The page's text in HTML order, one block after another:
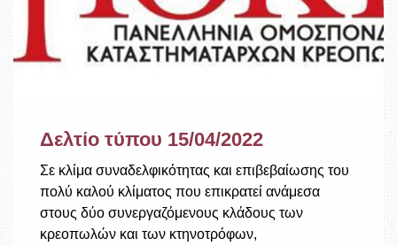
Δελτίο τύπου 15/04/2022
Σε κλίμα συναδελφικότητας και επιβεβαίωσης του
πολύ καλού κλίματος που επικρατεί ανάμεσα
στους δύο συνεργαζόμενους κλάδους των
κρεοπωλών και των κτηνοτρόφων,